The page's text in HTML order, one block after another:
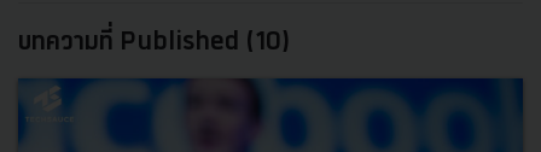
บทความที่ Published (10)